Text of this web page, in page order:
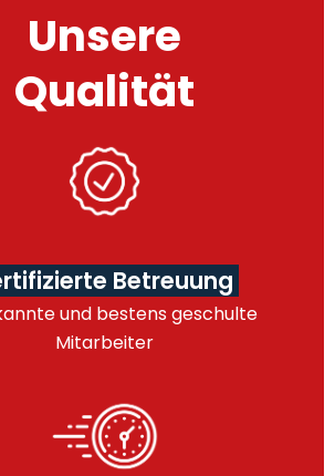
Unsere
Qualität
Betreuung
und bestens geschulte
Mitarbeiter